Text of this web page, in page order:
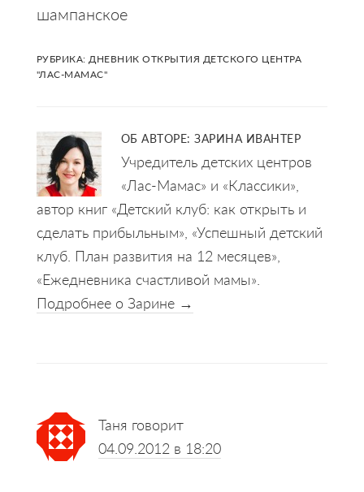
шампанское
РУБРИКА:ДНЕВНИК ОТКРЫТИЯ ДЕТСКОГО ЦЕНТРА
"ЛАС-МАМАС"
ОБ АВТОРЕ:ЗАРИНА ИВАНТЕР
Учредитель детских центров
«Лас-Мамас» и «Классики»,
автор книг «Детский клуб: как открыть и
сделать прибыльным», «Успешный детский
клуб. План развития на 12 месяцев»,
«Ежедневника счастливой мамы».
Подробнее о Зарине →
Reader
Interactions
Таня говорит
04.09.2012 в 18:20